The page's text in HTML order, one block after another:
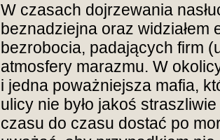
W czasach dojrzewania
beznadziejna oraz
bezrobocia, padających firm
atmosfery marazmu. W
i jedna poważniejsza mafia,
ulicy nie było jakoś
czasu do czasu dostać po